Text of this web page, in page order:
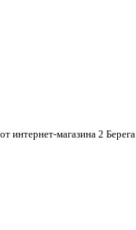
интернет-магазина 2 Берега